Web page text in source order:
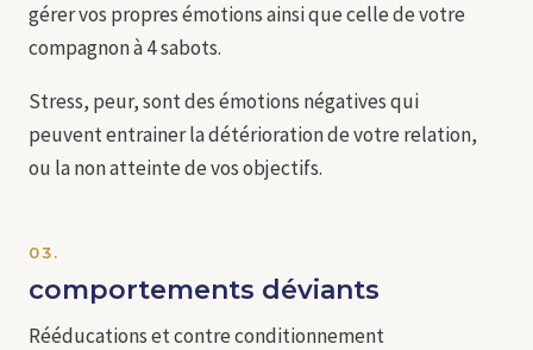
gérer vos propres émotions ainsi que celle de votre
compagnon à 4 sabots.
Stress, peur, sont des émotions négatives qui
peuvent entrainer la détérioration de votre relation,
ou la non atteinte de vos objectifs.
03.
comportements déviants
Rééducations et contre conditionnement